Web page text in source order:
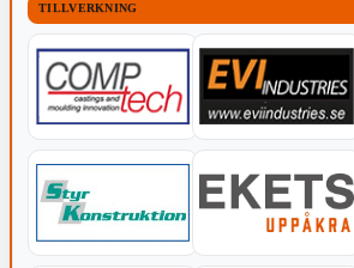
TILLVERKNING